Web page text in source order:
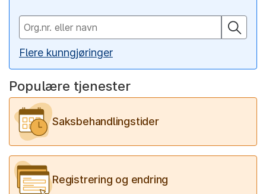
Flere kunngjøringer
Populære tjenester
Saksbehandlingstider
Registrering og endring